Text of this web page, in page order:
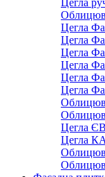
Цегла
Цегла
Цегла
Цегла
Цегла
Цегла
Цегла
Цегла
Цегла